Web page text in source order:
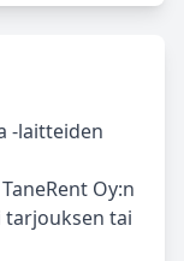
-laitteiden
Oy:n
tarjouksen tai